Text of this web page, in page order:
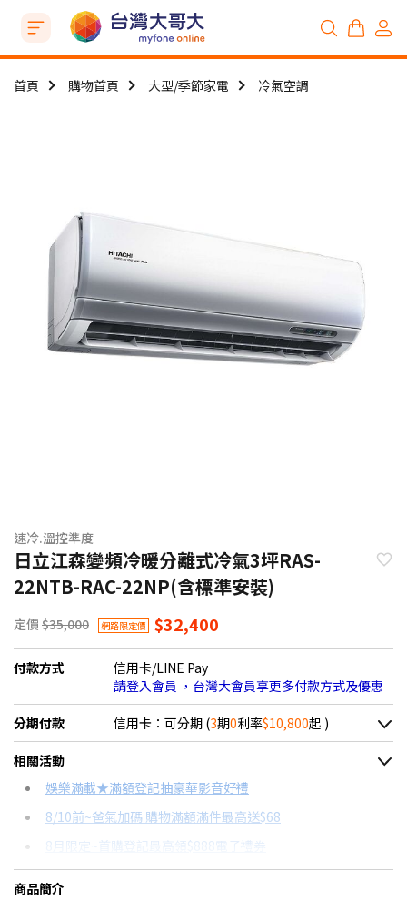
首頁 購物首頁 大型/季節家電 冷氣空調
速冷.溫控準度
日立江森變頻冷暖分離式冷氣3坪RAS-
22NTB-RAC-22NP(含標準安裝)
定價 $35,000 網路限定價 $32,400
付款方式
信用卡/LINE Pay
請登入會員 ，台灣大會員享更多付款方式及優惠
分期付款 信用卡：可分期 (3期0利率$10,800起 )
＊實際可分期數、適用利率，請以購物車顯示為主
信用卡分期
分期數 每期金額 配合銀行/業者
相關活動
娛樂滿載★滿額登記抽豪華影音好禮
8/10前~爸氣加碼 購物滿額滿件最高送$68
8月限定~首購登記最高領$888電子禮券
台灣大哥大Open Possible聯名卡滿額最高回饋25%
商品簡介